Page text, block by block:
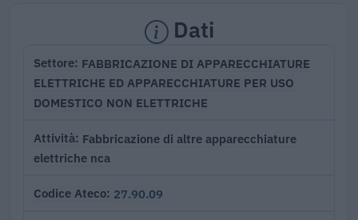
Dati
Settore FABBRICAZIONE DI APPARECCHIATURE
ELETTRICHE ED APPARECCHIATURE PER USO
DOMESTICO NON ELETTRICHE
Attività Fabbricazione di altre apparecchiature
elettriche nca
Codice Ateco 27.90.09